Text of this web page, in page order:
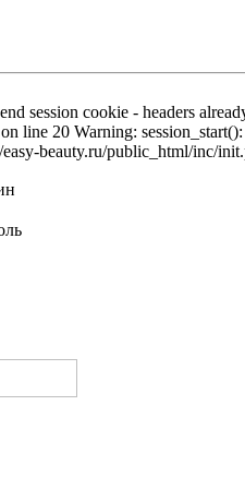
session cookie - headers
line 20 Warning:
beauty.ru/public_html/inc/